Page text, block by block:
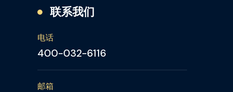
联系我们
电话
400-032-6116
邮箱